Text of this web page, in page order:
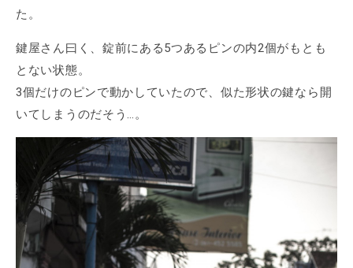
た。
鍵屋さん曰く、錠前にある5つあるピンの内2個がもとも
とない状態。
3個だけのピンで動かしていたので、似た形状の鍵なら開
いてしまうのだそう…。